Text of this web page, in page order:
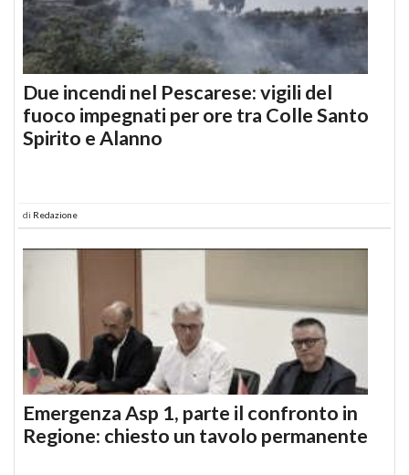
Due incendi nel Pescarese: vigili del
fuoco impegnati per ore tra Colle Santo
Spirito e Alanno
di Redazione
Emergenza Asp 1, parte il confronto in
Regione: chiesto un tavolo permanente